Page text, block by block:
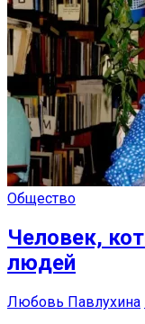
Общество
Человек,
людей
Любовь Павлухина